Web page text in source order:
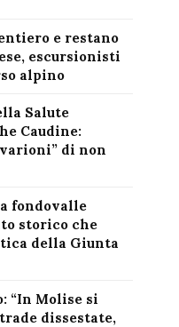
e restano
escursionisti
alpino
Salute
Caudine:
di non
fondovalle
storico che
della Giunta
“In Molise si
dissestate,